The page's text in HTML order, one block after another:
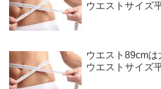
ウエストサイズ
ウエスト89cmは
ウエストサイズ